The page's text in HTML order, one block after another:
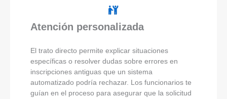
Atención personalizada
El trato directo permite explicar situaciones
específicas o resolver dudas sobre errores en
inscripciones antiguas que un sistema
automatizado podría rechazar. Los funcionarios te
guían en el proceso para asegurar que la solicitud